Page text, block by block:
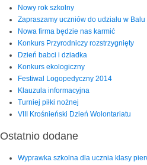
Nowy rok szkolny
Zapraszamy uczniów do udziału w
Nowa firma będzie nas karmić
Konkurs Przyrodniczy rozstrzygnięty
Dzień babci i dziadka
Konkurs ekologiczny
Festiwal Logopedyczny 2014
Klauzula informacyjna
Turniej piłki nożnej
VIII Krośnieński Dzień Wolontariatu
Ostatnio dodane
Wyprawka szkolna dla ucznia klasy